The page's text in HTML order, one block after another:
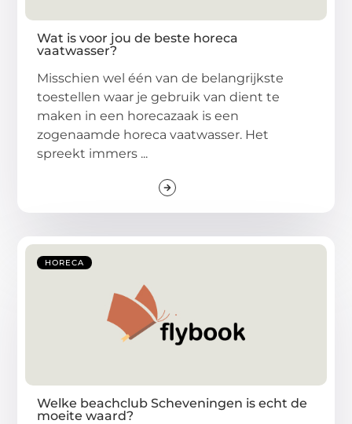
Wat is voor jou de beste horeca
vaatwasser?
Misschien wel één van de belangrijkste
toestellen waar je gebruik van dient te
maken in een horecazaak is een
zogenaamde horeca vaatwasser. Het
spreekt immers ...
HORECA
Welke beachclub Scheveningen is echt de
moeite waard?